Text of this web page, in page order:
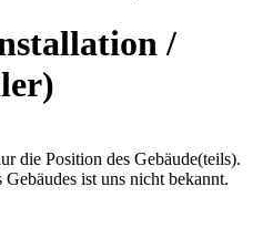
/
die Position des Gebäude(teils).
ist uns nicht bekannt.